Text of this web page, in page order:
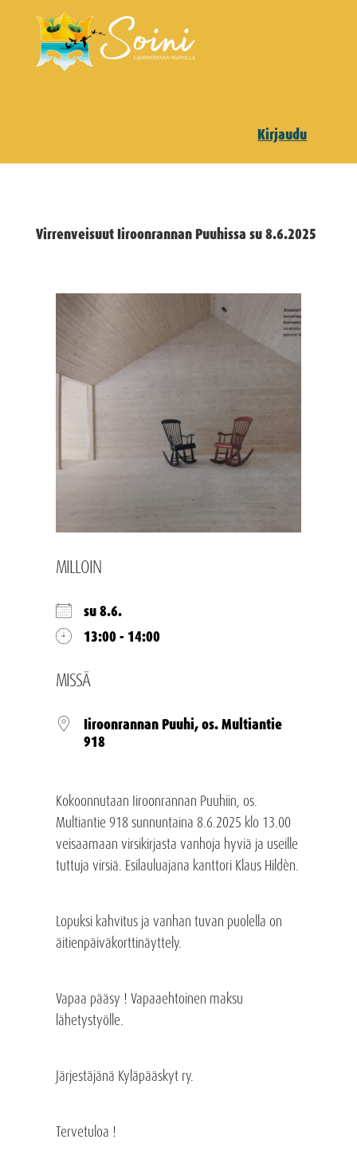
Kirjaudu
Virrenveisuut Iiroonrannan Puuhissa su 8.6.2025
MILLOIN
su 8.6.
13:00 - 14:00
MISSÄ
Iiroonrannan Puuhi, os. Multiantie
918
Kokoonnutaan Iiroonrannan Puuhiin, os.
Multiantie 918 sunnuntaina 8.6.2025 klo 13.00
veisaamaan virsikirjasta vanhoja hyviä ja useille
tuttuja virsiä. Esilauluajana kanttori Klaus Hildèn.
Lopuksi kahvitus ja vanhan tuvan puolella on
äitienpäiväkorttinäyttely.
Vapaa pääsy ! Vapaaehtoinen maksu
lähetystyölle.
Järjestäjänä Kyläpääskyt ry.
Tervetuloa !